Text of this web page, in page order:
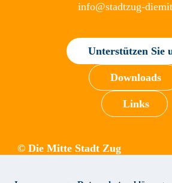
info@stadtzug-
Unterstützen Sie
Downloads
Links
© Die Mitte Stadt Zug